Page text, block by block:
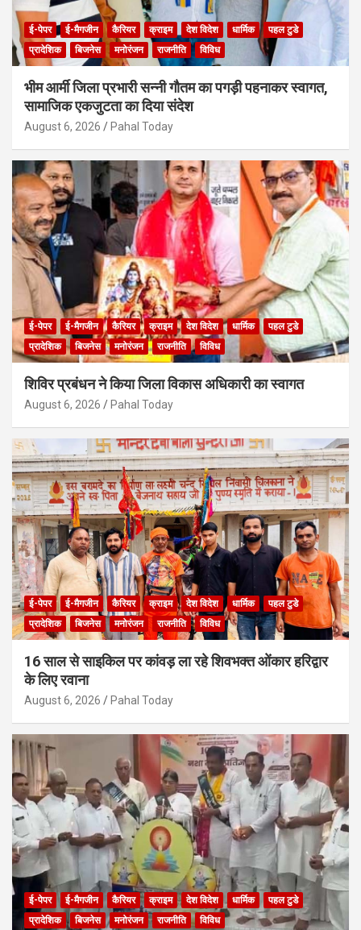
ई-पेपर ई-मैगजीन कैरियर क्राइम देश विदेश धार्मिक
पहल टुडे
प्रादेशिक
बिजनेस मनोरंजन राजनीति विविध
भीम आर्मी जिला प्रभारी सन्नी गौतम का पगड़ी पहनाकर स्वागत,
सामाजिक एकजुटता का दिया संदेश
August 6, 2026 Pahal Today
ई-पेपर ई-मैगजीन कैरियर क्राइम देश विदेश धार्मिक
पहल टुडे
प्रादेशिक
बिजनेस मनोरंजन राजनीति विविध
शिविर प्रबंधन ने किया जिला विकास अधिकारी का स्वागत
August 6, 2026 Pahal Today
ई-पेपर ई-मैगजीन कैरियर क्राइम देश विदेश धार्मिक
पहल टुडे
प्रादेशिक
बिजनेस मनोरंजन राजनीति विविध
16 साल से साइकिल पर कांवड़ ला रहे शिवभक्त ओंकार हरिद्वार
के लिए रवाना
August 6, 2026 Pahal Today
ई-पेपर ई-मैगजीन कैरियर क्राइम देश विदेश धार्मिक
पहल टुडे
प्रादेशिक
बिजनेस मनोरंजन राजनीति विविध